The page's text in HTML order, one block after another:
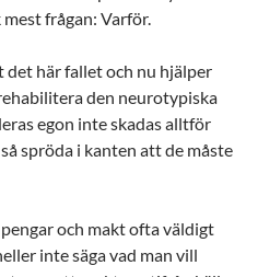
frågan: Varför.
det här fallet och nu hjälper
den neurotypiska
egon inte skadas alltför
spröda i kanten att de måste
och makt ofta väldigt
inte säga vad man vill